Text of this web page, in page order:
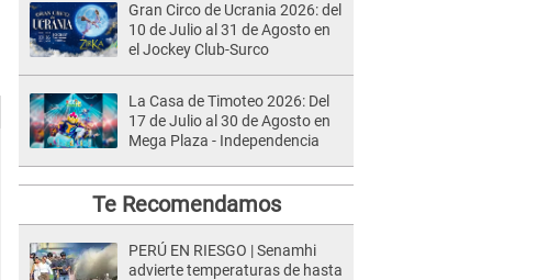
Gran Circo de Ucrania 2026: del
10 de Julio al 31 de Agosto en
el Jockey Club-Surco
La Casa de Timoteo 2026: Del
17 de Julio al 30 de Agosto en
Mega Plaza - Independencia
Te Recomendamos
PERÚ EN RIESGO | Senamhi
advierte temperaturas de hasta